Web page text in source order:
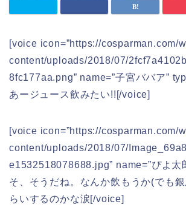
[voice icon=”https://cosparman.com/
content/uploads/2018/07/
8fc177aa.png” name=”子宮ババア”
あージュース飲みたい!![/voice]
[voice icon=”https://cosparman.com/
content/uploads/2018/07/
e1532518078688.jpg” name=”ぴよ太
そ、そうだね。なんか飲もうか(でも
らいするのかな涙[/voice]